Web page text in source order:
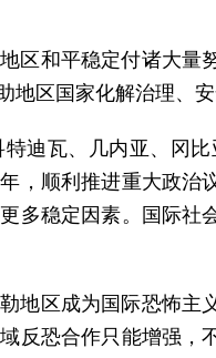
区和平稳定付诸大
区国家化解治理、
迪瓦、几内亚、冈
，顺利推进重大政
多稳定因素。国际
地区成为国际恐怖
反恐合作只能增强